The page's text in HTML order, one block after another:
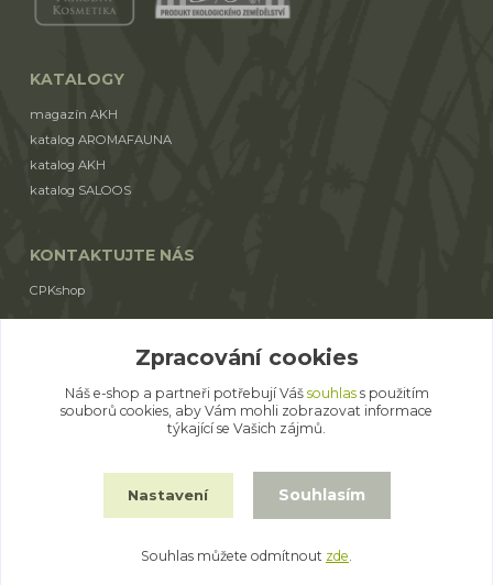
KATALOGY
magazín AKH
katalog AROMAFAUNA
katalog AKH
katalog SALOOS
KONTAKTUJTE NÁS
CPKshop
(Po-Pá 9:00-17:00)
cpkshop@email.cz
Vytvořeno na
Eshop-rychle.cz
Zpracování cookies
Náš e-shop a partneři potřebují Váš souhlass použitím
souborů cookies, aby Vám mohli zobrazovat informace
týkající se Vašich zájmů.
Nastavení Souhlasím
Souhlas můžete odmítnout zde